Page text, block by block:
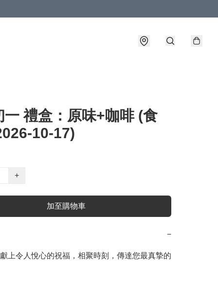
一 禮盒：原味+咖啡 (食
10-17)
+
加至購物車
−
上令人悅心的祝福，相聚時刻，傳達您最真摯的